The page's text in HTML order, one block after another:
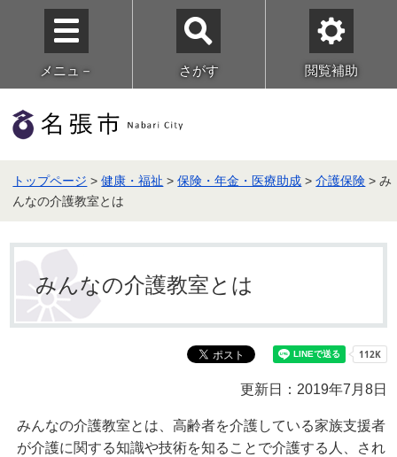
メニュ－ さがす 閲覧補助
トップページ >健康・福祉 >保険・年金・医療助成 >介護保険 > み
んなの介護教室とは
みんなの介護教室とは
更新日：2019年7月8日
みんなの介護教室とは、高齢者を介護している家族支援者
が介護に関する知識や技術を知ることで介護する人、され